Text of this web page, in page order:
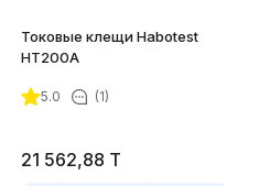
Токовые клещи Habotest
HT200A
5.0 (1)
21 562,88 T